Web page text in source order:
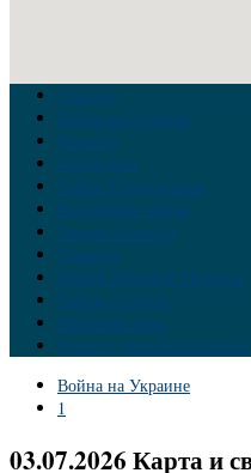
Главная
Война на Украине
Новости
Аналитика
Тайны Геополитики
Российские элиты
Теория заговора
Украина
Новый Мировой Порядок
Тайны истории
Обратная связь
Правила
Война на Украине
1
03.07.2026 Карта и